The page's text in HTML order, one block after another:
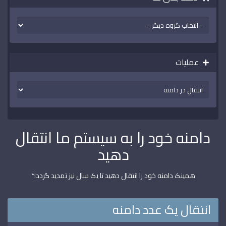
عملیات
دامنه خود را به سیستم ما انتقال
دهید
همینک دامنه خود را انتقال دهید تا یک سال نیز تمدید گردد!*
انتقال یک عدد دامنه